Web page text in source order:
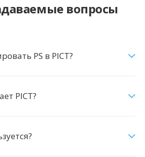
вопросы
PS в PICT?
PICT?